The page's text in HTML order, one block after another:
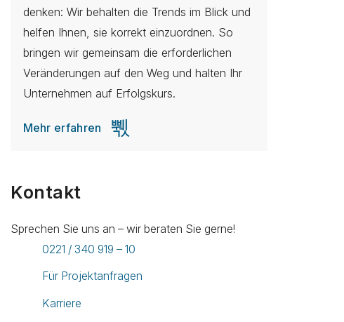
denken: Wir behalten die Trends im Blick und
helfen Ihnen, sie korrekt einzuordnen. So
bringen wir gemeinsam die erforderlichen
Veränderungen auf den Weg und halten Ihr
Unternehmen auf Erfolgskurs.
Mehr erfahren
Kontakt
Sprechen Sie uns an – wir beraten Sie gerne!
0221 / 340 919 – 10
Für Projektanfragen
Karriere